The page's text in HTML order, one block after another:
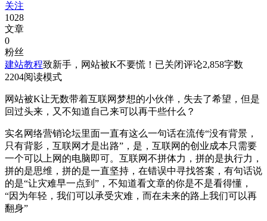
关注
1028
文章
0
粉丝
建站教程致新手，网站被K不要慌！ 已关闭评论2,858字数
2204阅读模式
网站被K让无数带着互联网梦想的小伙伴，失去了希望，但是
回过头来，又不知道自己来可以再干些什么？
实名网络营销论坛里面一直有这么一句话在流传“没有背景，
只有背影，互联网才是出路”，是，互联网的创业成本只需要
一个可以上网的电脑即可。互联网不拼体力，拼的是执行力，
拼的是思维，拼的是一直坚持，在错误中寻找答案，有句话说
的是“让灾难早一点到”，不知道看文章的你是不是看得懂，
“因为年轻，我们可以承受灾难，而在未来的路上我们可以再
翻身”